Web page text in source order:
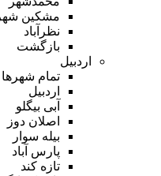
مشکین شهر
نظرآباد
بازگشت
اردبیل
تمام شهر‌ها
اردبیل
آبی بیگلو
اصلان دوز
بیله سوار
پارس آباد
تازه کند